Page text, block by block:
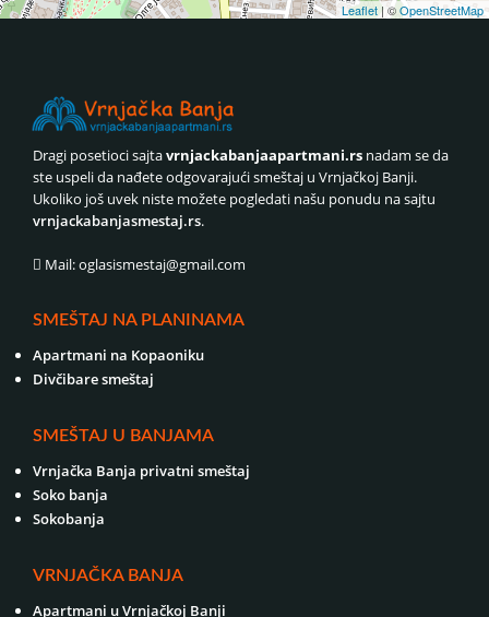
Leaflet | ©OpenStreetMap
Dragi posetioci sajtavrnjackabanjaapartmani.rs nadam se da
ste uspeli da nađete odgovarajući smeštaj u Vrnjačkoj Banji.
Ukoliko još uvek niste možete pogledati našu ponudu na sajtu
vrnjackabanjasmestaj.rs.
Mail: oglasismestaj@gmail.com
SMEŠTAJ NA PLANINAMA
Apartmani na Kopaoniku
Divčibare smeštaj
SMEŠTAJ U BANJAMA
Vrnjačka Banja privatni smeštaj
Soko banja
Sokobanja
VRNJAČKA BANJA
Apartmani u Vrnjačkoj Banji